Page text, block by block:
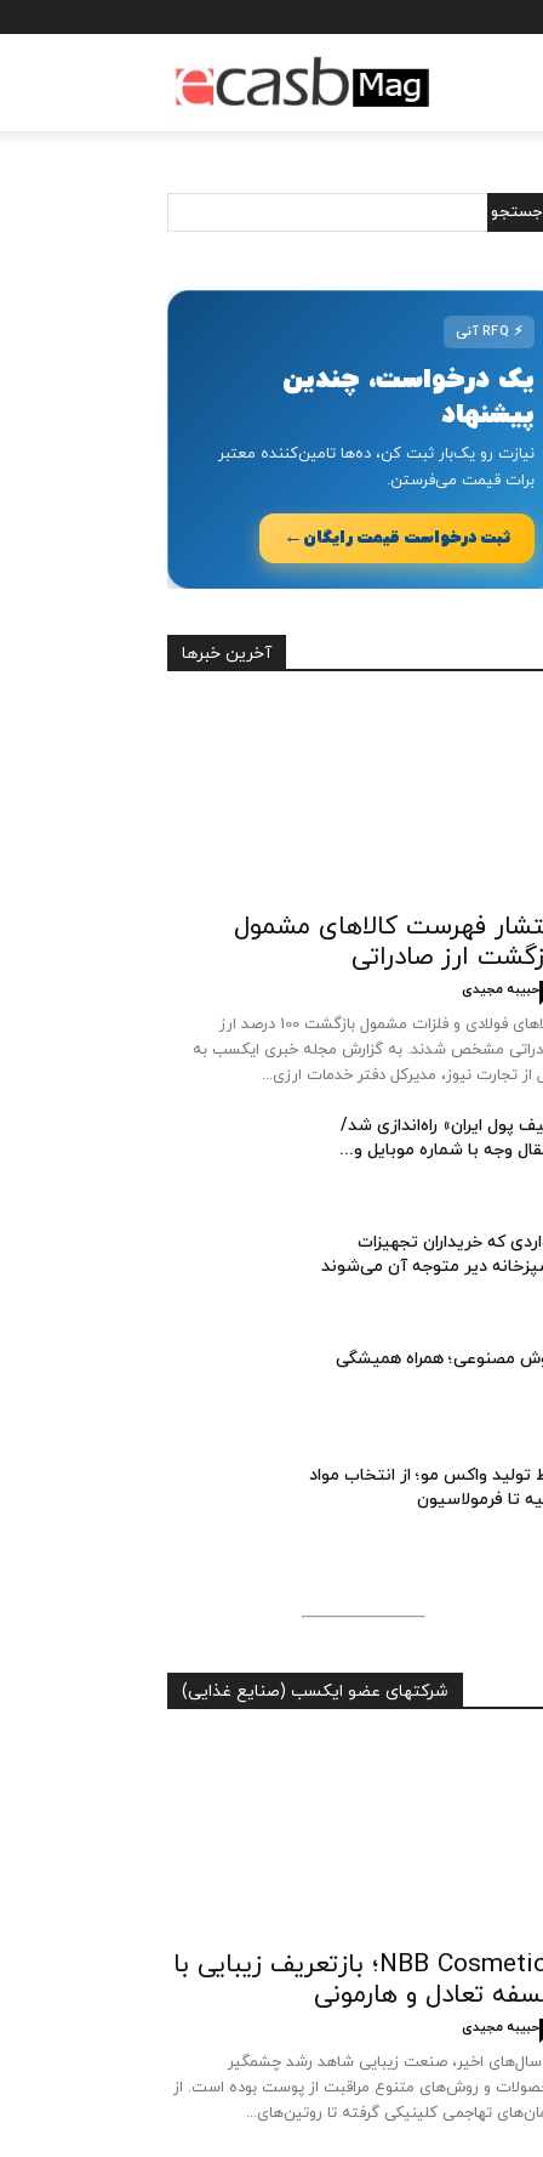
⚡
یک درخواست، چندین
پیشنهاد
نیازت رو یک‌بار ثبت کن، ده‌ها تامین‌کننده معتبر
برات قیمت می‌فرستن.
ثبت درخواست قیمت رایگان ←
آخرین خبرها
فهرست کالاهای مشمول
ارز صادراتی
حبیبه مجیدی
کالاهای فولادی و فلزات مشمول بازگشت 100 درصد ارز
مشخص شدند. به گزارش مجله خبری ایکسب به
از تجارت نیوز، مدیرکل دفتر خدمات ارزی...
پول ایران» راه‌اندازی شد/
وجه با شماره موبایل و...
که خریداران تجهیزات
دیر متوجه آن می‌شوند
مصنوعی؛ همراه همیشگی
تولید واکس مو؛ از انتخاب مواد
تا فرمولاسیون
شرکتهای عضو ایکسب (صنایع غذایی)
NBB Cosmetics؛ بازتعریف زیبایی با
تعادل و هارمونی
حبیبه مجیدی
سال‌های اخیر، صنعت زیبایی شاهد رشد چشمگیر
و روش‌های متنوع مراقبت از پوست بوده است. از
تهاجمی کلینیکی گرفته تا روتین‌های...